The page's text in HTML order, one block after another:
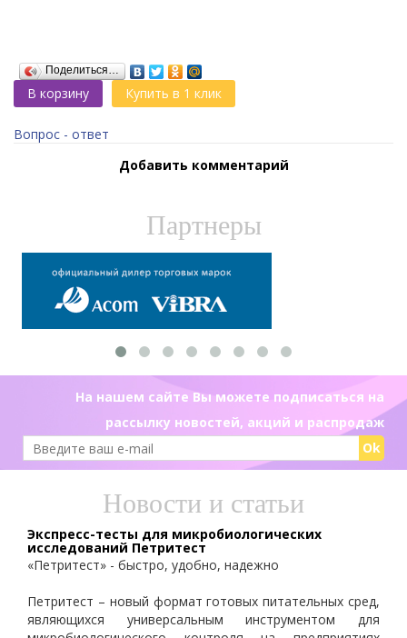
Поделиться…
В корзину Купить в 1 клик
Вопрос - ответ
Добавить комментарий
Партнеры
На нашем сайте Вы можете подписаться на
рассылку новостей, акций и распродаж
Ok
Новости и статьи
Экспресс-тесты для микробиологических
исследований Петритест
«Петритест» - быстро, удобно, надежно
Петритест – новый формат готовых питательных сред,
являющихся универсальным инструментом для